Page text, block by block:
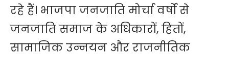
रहे हैं। भाजपा जनजाति मोर्चा वर्षों से
जनजाति समाज के अधिकारों, हितों,
सामाजिक उन्नयन और राजनीतिक